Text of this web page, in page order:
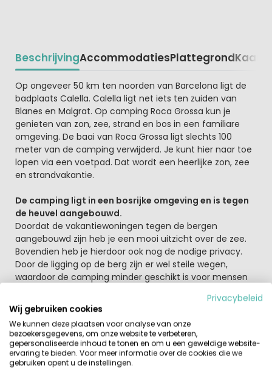
BeschrijvingAccommodatiesPlattegrondKaart
Beschrijving
Op ongeveer 50 km ten noorden van Barcelona ligt de
badplaats Calella. Calella ligt net iets ten zuiden van
Blanes en Malgrat. Op camping Roca Grossa kun je
genieten van zon, zee, strand en bos in een familiare
omgeving. De baai van Roca Grossa ligt slechts 100
meter van de camping verwijderd. Je kunt hier naar toe
lopen via een voetpad. Dat wordt een heerlijke zon, zee
en strandvakantie.
De camping ligt in een bosrijke omgeving en is tegen
de heuvel aangebouwd.
Doordat de vakantiewoningen tegen de bergen
aangebouwd zijn heb je een mooi uitzicht over de zee.
Bovendien heb je hierdoor ook nog de nodige privacy.
Door de ligging op de berg zijn er wel steile wegen,
waardoor de camping minder geschikt is voor mensen
afkoelen in
het zwembad
. Of liever wat sportiever? Dan
kun je afspreken op de tennisbaan. In de maanden juli
en augustus wordt er een animatieprogramma
aangeboden. Trek na een dag aan het water dan kun je
inhet restaurantop de camping genieten van een
heerlijke maaltijd.
Privacybeleid
Wij gebruiken cookies
We kunnen deze plaatsen voor analyse van onze
bezoekersgegevens, om onze website te verbeteren,
gepersonaliseerde inhoud te tonen en om u een geweldige website-
ervaring te bieden. Voor meer informatie over de cookies die we
gebruiken opent u de instellingen.